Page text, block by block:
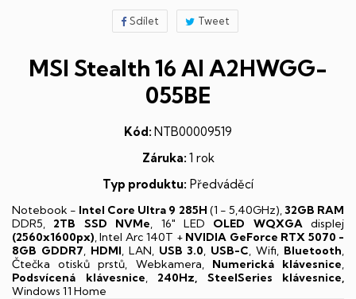
Sdílet Tweet
MSI Stealth 16 AI A2HWGG-
055BE
Kód: NTB00009519
Záruka: 1 rok
Typ produktu: Předváděcí
Notebook - Intel Core Ultra 9 285H (1 - 5,40GHz),32GB RAM
DDR5, 2TB SSD NVMe, 16" LED OLED WQXGAdisplej
(2560x1600px), Intel Arc 140T + NVIDIA GeForce RTX 5070 -
8GB GDDR7, HDMI, LAN, USB 3.0, USB-C, Wifi, Bluetooth,
Čtečka otisků prstů, Webkamera, Numerická klávesnice,
Podsvícená klávesnice, 240Hz, SteelSeries klávesnice,
Windows 11 Home